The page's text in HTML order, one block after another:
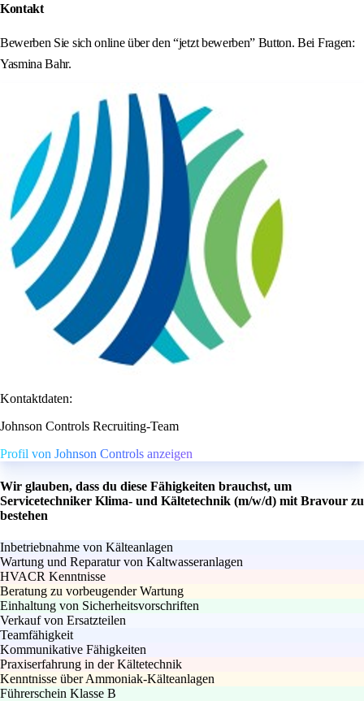
Kontakt
Bewerben Sie sich online über den “jetzt bewerben” Button. Bei Fragen:
Yasmina Bahr.
Kontaktdaten:
Johnson Controls Recruiting-Team
Profil von Johnson Controls anzeigen
Wir glauben, dass du diese Fähigkeiten brauchst, um
Servicetechniker Klima- und Kältetechnik (m/w/d) mit Bravour zu
bestehen
Inbetriebnahme von Kälteanlagen
Wartung und Reparatur von Kaltwasseranlagen
HVACR Kenntnisse
Beratung zu vorbeugender Wartung
Einhaltung von Sicherheitsvorschriften
Verkauf von Ersatzteilen
Teamfähigkeit
Kommunikative Fähigkeiten
Praxiserfahrung in der Kältetechnik
Kenntnisse über Ammoniak-Kälteanlagen
Führerschein Klasse B